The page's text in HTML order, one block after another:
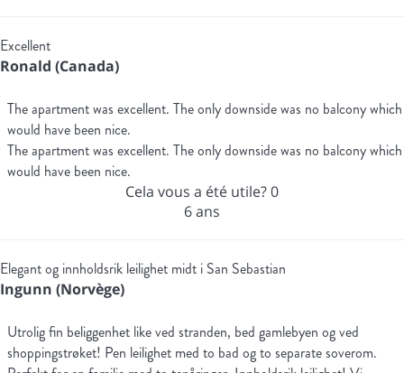
Excellent
Ronald (Canada)
The apartment was excellent. The only downside was no balcony which
would have been nice.
The apartment was excellent. The only downside was no balcony which
would have been nice.
Cela vous a été utile?0
6 ans
Elegant og innholdsrik leilighet midt i San Sebastian
Ingunn (Norvège)
Utrolig fin beliggenhet like ved stranden, bed gamlebyen og ved
shoppingstrøket! Pen leilighet med to bad og to separate soverom.